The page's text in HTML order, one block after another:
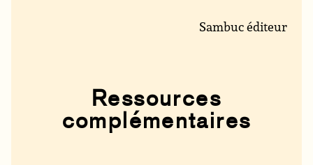
Sambuc éditeur
Ressources
complémentaires